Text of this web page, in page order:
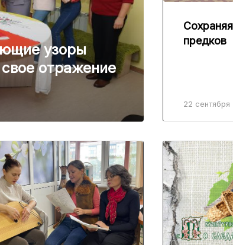
узоры
отражение
предков
22 сентября